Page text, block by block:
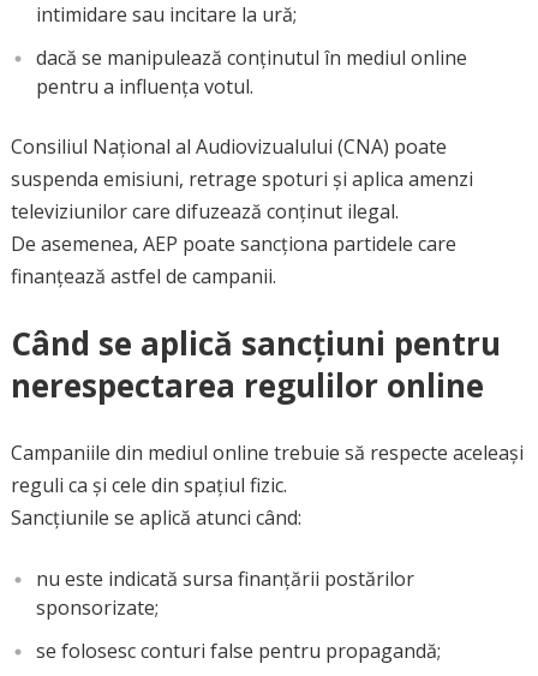
intimidare sau incitare la ură;
dacă se manipulează conținutul în mediul online
pentru a influența votul.
Consiliul Național al Audiovizualului (CNA) poate
suspenda emisiuni, retrage spoturi și aplica amenzi
televiziunilor care difuzează conținut ilegal.
De asemenea, AEP poate sancționa partidele care
finanțează astfel de campanii.
Când se aplică sancțiuni pentru
nerespectarea regulilor online
Campaniile din mediul online trebuie să respecte aceleași
reguli ca și cele din spațiul fizic.
Sancțiunile se aplică atunci când:
nu este indicată sursa finanțării postărilor
sponsorizate;
se folosesc conturi false pentru propagandă;